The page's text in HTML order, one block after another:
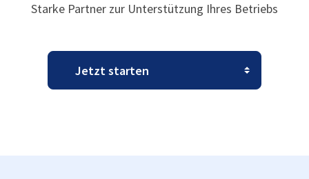
Starke Partner zur Unterstützung Ihres Betriebs